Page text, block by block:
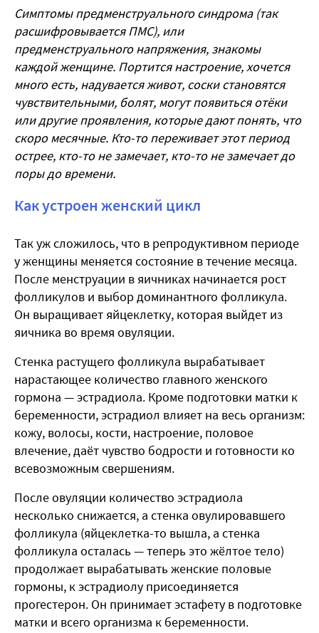
Симптомы предменструального синдрома (так
расшифровывается ПМС), или
предменструального напряжения, знакомы
каждой женщине. Портится настроение, хочется
много есть, надувается живот, соски становятся
чувствительными, болят, могут появиться отёки
или другие проявления, которые дают понять, что
скоро месячные. Кто-то переживает этот период
острее, кто-то не замечает, кто-то не замечает до
поры до времени.
Как устроен женский цикл
Так уж сложилось, что в репродуктивном периоде
у женщины меняется состояние в течение месяца.
После менструации в яичниках начинается рост
фолликулов и выбор доминантного фолликула.
Он выращивает яйцеклетку, которая выйдет из
яичника во время овуляции.
Стенка растущего фолликула вырабатывает
нарастающее количество главного женского
гормона — эстрадиола. Кроме подготовки матки к
беременности, эстрадиол влияет на весь организм:
кожу, волосы, кости, настроение, половое
влечение, даёт чувство бодрости и готовности ко
всевозможным свершениям.
После овуляции количество эстрадиола
несколько снижается, а стенка овулировавшего
фолликула (яйцеклетка-то вышла, а стенка
фолликула осталась — теперь это жёлтое тело)
продолжает вырабатывать женские половые
гормоны, к эстрадиолу присоединяется
прогестерон. Он принимает эстафету в подготовке
матки и всего организма к беременности.